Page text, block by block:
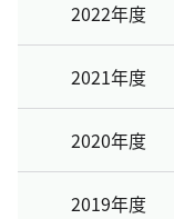
2022年度
2021年度
2020年度
2019年度